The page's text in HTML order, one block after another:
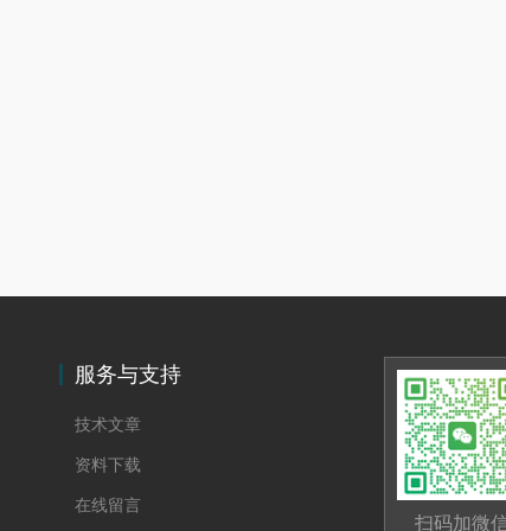
服务与支持
技术文章
资料下载
在线留言
扫码加微